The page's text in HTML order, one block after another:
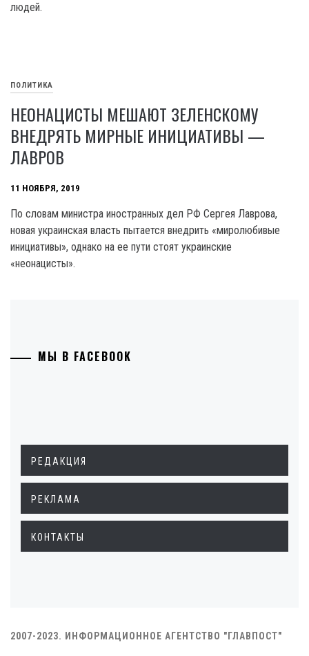
людей.
ПОЛИТИКА
НЕОНАЦИСТЫ МЕШАЮТ ЗЕЛЕНСКОМУ
ВНЕДРЯТЬ МИРНЫЕ ИНИЦИАТИВЫ —
ЛАВРОВ
11 НОЯБРЯ, 2019
По словам министра иностранных дел РФ Сергея Лаврова,
новая украинская власть пытается внедрить «миролюбивые
инициативы», однако на ее пути стоят украинские
«неонацисты».
МЫ В FACEBOOK
РЕДАКЦИЯ
РЕКЛАМА
КОНТАКТЫ
2007-2023. ИНФОРМАЦИОННОЕ АГЕНТСТВО "ГЛАВПОСТ"